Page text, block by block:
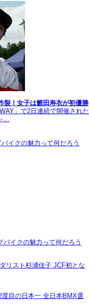
裂！女子は籔田寿衣が初優勝
」で2日連続で開催された
…
イクの魅力って何だろう
イクの魅力って何だろう
リスト杉浦佳子 JCF初とな
度目の日本一 全日本BMX選